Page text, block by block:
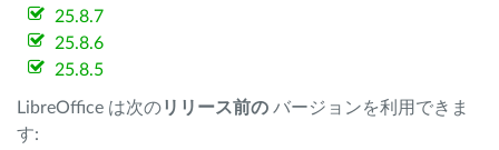
25.8.7
25.8.6
25.8.5
LibreOffice は次のリリース前の バージョンを利用できま
す: